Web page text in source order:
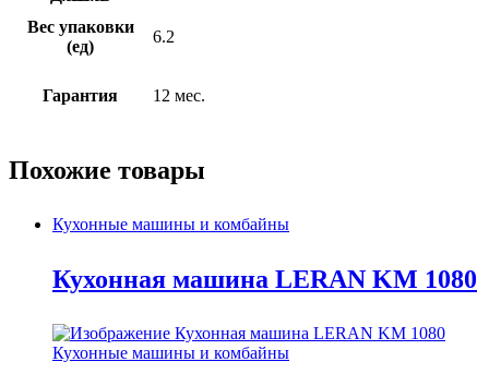
Вес упаковки
(ед)
6.2
Гарантия 12 мес.
Похожие товары
Кухонные машины и комбайны
Кухонная машина LERAN KM 1080
Кухонные машины и комбайны